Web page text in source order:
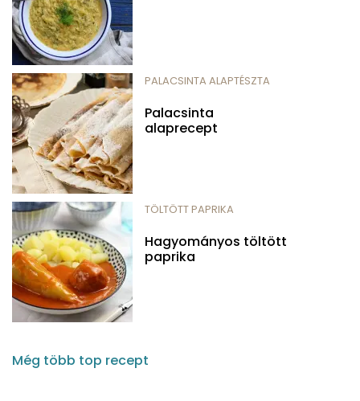
PALACSINTA ALAPTÉSZTA
Palacsinta
alaprecept
TÖLTÖTT PAPRIKA
Hagyományos töltött
paprika
Még több top recept